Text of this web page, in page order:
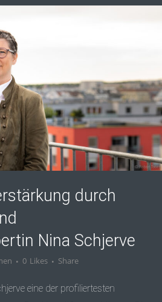
durch
Nina Schjerve
0 Likes Share
eine der profiliertesten